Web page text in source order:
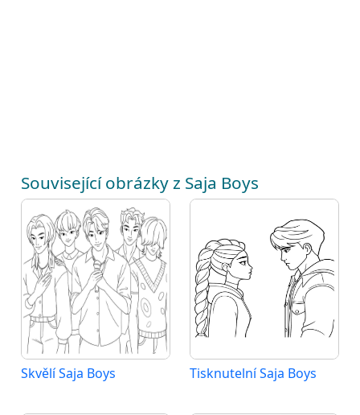
Související obrázky z Saja Boys
Skvělí Saja Boys Tisknutelní Saja Boys